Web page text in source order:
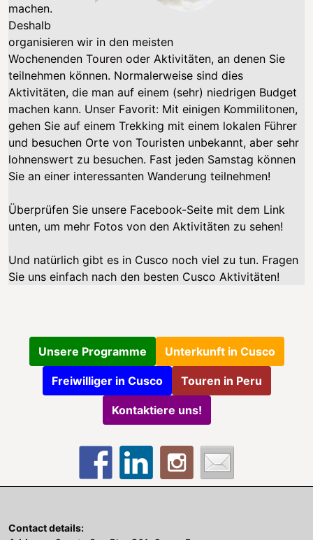
machen.
Deshalb
organisieren wir in den meisten
Wochenenden Touren oder Aktivitäten, an denen Sie
teilnehmen können. Normalerweise sind dies
Aktivitäten, die man auf einem (sehr) niedrigen Budget
machen kann. Unser Favorit: Mit einigen Kommilitonen,
gehen Sie auf einem Trekking mit einem lokalen Führer
und besuchen Orte von Touristen unbekannt, aber sehr
lohnenswert zu besuchen. Fast jeden Samstag können
Sie an einer interessanten Wanderung teilnehmen!
Überprüfen Sie unsere Facebook-Seite mit dem Link
unten, um mehr Fotos von den Aktivitäten zu sehen!
Und natürlich gibt es in Cusco noch viel zu tun. Fragen
Sie uns einfach nach den besten Cusco Aktivitäten!
Unsere Programme Unterkunft in Cusco
Freiwilliger in Cusco Touren in Peru
Kontaktiere uns!
Contact details: